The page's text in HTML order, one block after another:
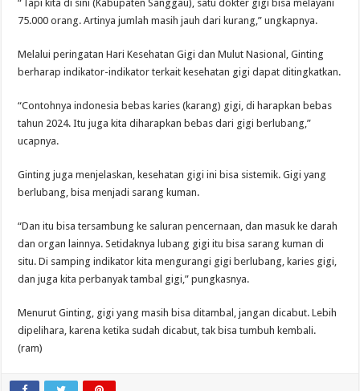
“Tapi kita di sini (Kabupaten Sanggau), satu dokter gigi bisa melayani
75.000 orang. Artinya jumlah masih jauh dari kurang,” ungkapnya.
Melalui peringatan Hari Kesehatan Gigi dan Mulut Nasional, Ginting
berharap indikator-indikator terkait kesehatan gigi dapat ditingkatkan.
“Contohnya indonesia bebas karies (karang) gigi, di harapkan bebas
tahun 2024. Itu juga kita diharapkan bebas dari gigi berlubang,”
ucapnya.
Ginting juga menjelaskan, kesehatan gigi ini bisa sistemik. Gigi yang
berlubang, bisa menjadi sarang kuman.
“Dan itu bisa tersambung ke saluran pencernaan, dan masuk ke darah
dan organ lainnya. Setidaknya lubang gigi itu bisa sarang kuman di
situ. Di samping indikator kita mengurangi gigi berlubang, karies gigi,
dan juga kita perbanyak tambal gigi,” pungkasnya.
Menurut Ginting, gigi yang masih bisa ditambal, jangan dicabut. Lebih
dipelihara, karena ketika sudah dicabut, tak bisa tumbuh kembali.
(ram)